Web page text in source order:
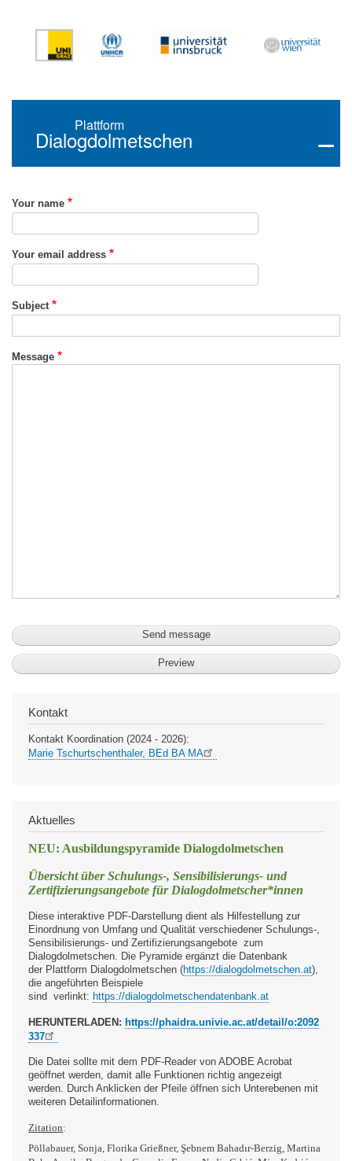
main
Plattform
Dialogdolmetschen
Your name
Your email address
Subject
Message
Kontakt
Kontakt Koordination (2024 - 2026):
Marie Tschurtschenthaler, BEd BA MA
Aktuelles
NEU: Ausbildungspyramide Dialogdolmetschen
Übersicht über Schulungs-, Sensibilisierungs- und
Zertifizierungsangebote für Dialogdolmetscher*innen
Diese interaktive PDF-Darstellung dient als Hilfestellung zur
Einordnung von Umfang und Qualität verschiedener Schulungs-,
Sensibilisierungs- und Zertifizierungsangebote zum
Dialogdolmetschen. Die Pyramide ergänzt die Datenbank
der Plattform Dialogdolmetschen (https://dialogdolmetschen.at),
die angeführten Beispiele
sind verlinkt: https://dialogdolmetschendatenbank.at
HERUNTERLADEN: https://phaidra.univie.ac.at/detail/o:2092
337
Die Datei sollte mit dem PDF-Reader von ADOBE Acrobat
geöffnet werden, damit alle Funktionen richtig angezeigt
werden
Durch Anklicken der Pfeile öffnen sich Unterebenen mit
weiteren Detailinformationen.
Zitation:
Pöllabauer, Sonja, Florika Grießner, Şebnem Bahadır-Berzig, Martina